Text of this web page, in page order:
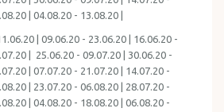
| 04.08.20 - 13.08.20 |
| 09.06.20 - 23.06.20 | 16.06.20 -
| 25.06.20 - 09.07.20 | 30.06.20 -
| 07.07.20 - 21.07.20 | 14.07.20 -
| 23.07.20 - 06.08.20 | 28.07.20 -
| 04.08.20 - 18.08.20 | 06.08.20 -